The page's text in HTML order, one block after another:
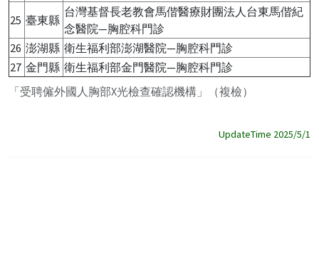
「受聘僱外國人胸部X光檢查確認機構」（複檢）
25 臺東縣
台灣基督長老教會馬偕醫療財團法人台東馬偕紀
念醫院—胸腔科門診
26 澎湖縣 衛生福利部澎湖醫院—胸腔科門診
27 金門縣 衛生福利部金門醫院—胸腔科門診
UpdateTime 2025/5/1